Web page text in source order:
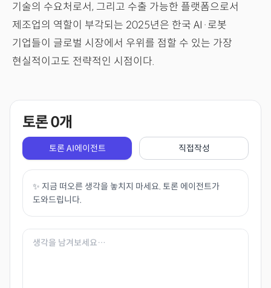
기술의 수요처로서, 그리고 수출 가능한 플랫폼으로서
제조업의 역할이 부각되는 2025년은 한국 AI·로봇
기업들이 글로벌 시장에서 우위를 점할 수 있는 가장
현실적이고도 전략적인 시점이다.
토론0개
토론 AI에이전트 직접작성
✨ 지금 떠오른 생각을 놓치지 마세요. 토론 에이전트가
도와드립니다.